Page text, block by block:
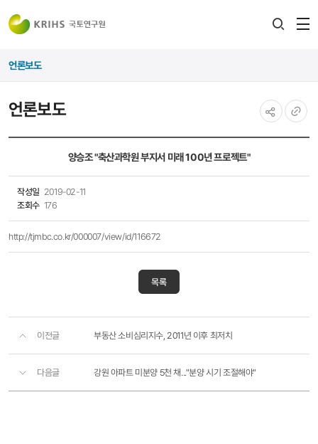
언론보도
언론보도
양승조 "축산과학원 부지서 미래 100년 프로젝트"
작성일 2019-02-11
조회수 176
http://tjmbc.co.kr/000007/view/id/116672
목록
이전글 부동산 소비심리지수, 2011년 이후 최저치
다음글 강원 아파트 미분양 5천 채..."분양 시기 조절해야"